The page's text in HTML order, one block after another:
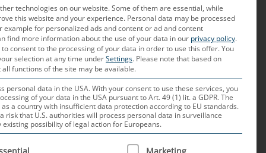
palubních
nejnovějšímu vývoji
technologies on our website. Some of them are essential, while
this website and your experience. Personal data may be processed
example for personalized ads and content or ad and content
find more information about the use of your data in our privacy policy.
consent to the processing of your data in order to use this offer.You
selection at any time underSettings. Please note that based on
functions of the site may be available.
personal data in the USA. With your consent to use these services, you
of your data in the USA pursuant to Art. 49 (1) lit. a GDPR. The
as a country with insufficient data protection according to EU standards.
risk that U.S. authorities will process personal data in surveillance
possibility of legal action for Europeans.
IS A LIST OF SERVICE GROUPS FOR WHICH CONSENT